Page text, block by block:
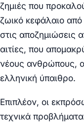
ζημιές που
ζωικό κεφάλαιο
στις αποζημιώσεις
αιτίες, που
νέους ανθρώπους,
ελληνική ύπαιθρο.
Επιπλέον, οι
τεχνικά